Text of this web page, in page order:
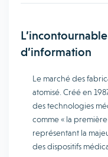
d’information
Le marché des
atomisé. Créé en
des technologies
comme « la
représentant la
des dispositifs